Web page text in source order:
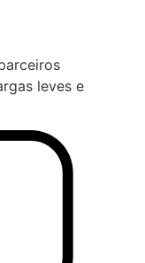
leves e